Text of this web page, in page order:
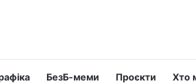
БезБ-меми Проєкти Хто